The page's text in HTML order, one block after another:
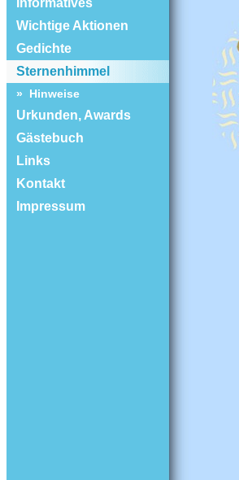
Informatives
Wichtige Aktionen
Gedichte
Sternenhimmel
» Hinweise
Urkunden, Awards
Gästebuch
Links
Kontakt
Impressum